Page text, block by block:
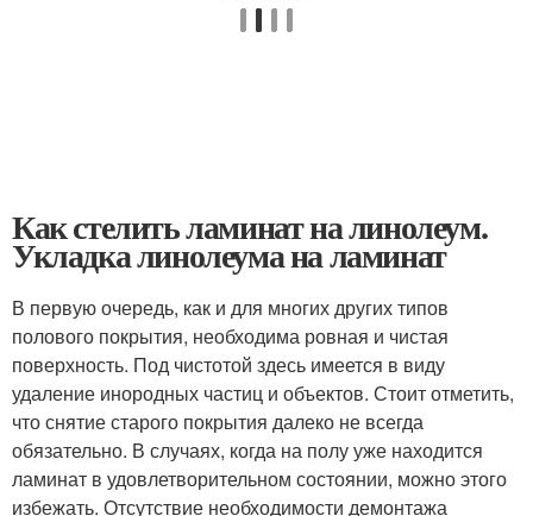
Как стелить ламинат на линолеум.
Укладка линолеума на ламинат
В первую очередь, как и для многих других типов
полового покрытия, необходима ровная и чистая
поверхность. Под чистотой здесь имеется в виду
удаление инородных частиц и объектов. Стоит отметить,
что снятие старого покрытия далеко не всегда
обязательно. В случаях, когда на полу уже находится
ламинат в удовлетворительном состоянии, можно этого
избежать. Отсутствие необходимости демонтажа